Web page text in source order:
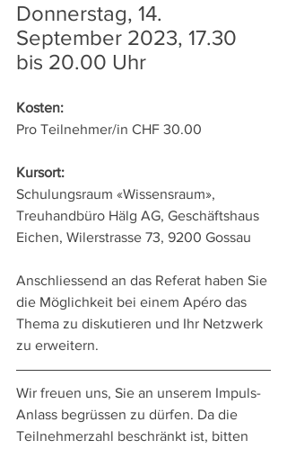
Donnerstag, 14.
September 2023, 17.30
bis 20.00 Uhr
Kosten:
Pro Teilnehmer/in CHF 30.00
Kursort:
Schulungsraum «Wissensraum»,
Treuhandbüro Hälg AG, Geschäftshaus
Eichen, Wilerstrasse 73, 9200 Gossau
Anschliessend an das Referat haben Sie
die Möglichkeit bei einem Apéro das
Thema zu diskutieren und Ihr Netzwerk
zu erweitern.
Wir freuen uns, Sie an unserem Impuls-
Anlass begrüssen zu dürfen. Da die
Teilnehmerzahl beschränkt ist, bitten